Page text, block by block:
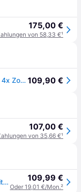
175,00 €
von 58,33 €¹
KODAK FZ45WH - Digitalkamera, 16MP, 4x Zoom, weiß 109,90 €
107,00 €
von 35,66 €¹
Kodak Pixpro Fz45 Weiss - Kompaktdigitalkamera 16 Mp - 1080p Full Hd-video 109,99 €
Oder 19,01 €/Mon.²